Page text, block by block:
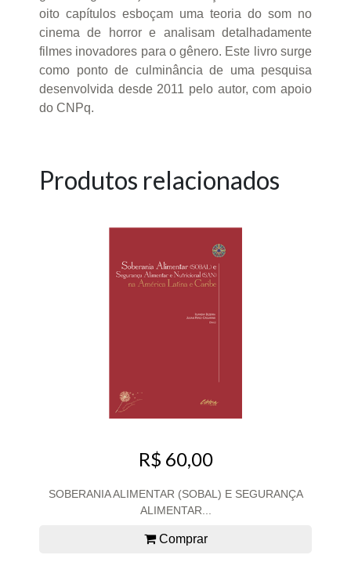
oito capítulos esboçam uma teoria do som no
cinema de horror e analisam detalhadamente
filmes inovadores para o gênero. Este livro surge
como ponto de culminância de uma pesquisa
desenvolvida desde 2011 pelo autor, com apoio
do CNPq.
Produtos relacionados
R$ 60,00
SOBERANIA ALIMENTAR (SOBAL) E SEGURANÇA
ALIMENTAR...
Comprar